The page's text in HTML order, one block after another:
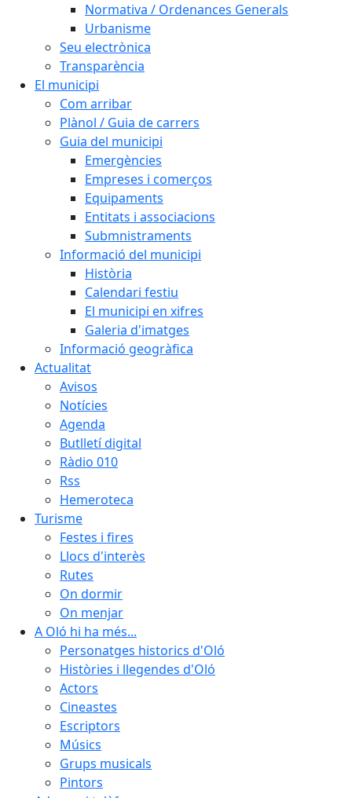
Normativa / Ordenances Generals
Urbanisme
Seu electrònica
Transparència
El municipi
Com arribar
Plànol / Guia de carrers
Guia del municipi
Emergències
Empreses i comerços
Equipaments
Entitats i associacions
Submnistraments
Informació del municipi
Història
Calendari festiu
El municipi en xifres
Galeria d'imatges
Informació geogràfica
Actualitat
Avisos
Notícies
Agenda
Butlletí digital
Ràdio 010
Rss
Hemeroteca
Turisme
Festes i fires
Llocs d'interès
Rutes
On dormir
On menjar
A Oló hi ha més...
Personatges historics d'Oló
Històries i llegendes d'Oló
Actors
Cineastes
Escriptors
Músics
Grups musicals
Pintors